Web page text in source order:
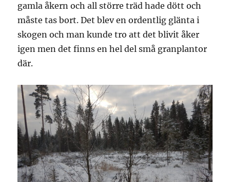
gamla åkern och all större träd hade dött och
måste tas bort. Det blev en ordentlig glänta i
skogen och man kunde tro att det blivit åker
igen men det finns en hel del små granplantor
där.